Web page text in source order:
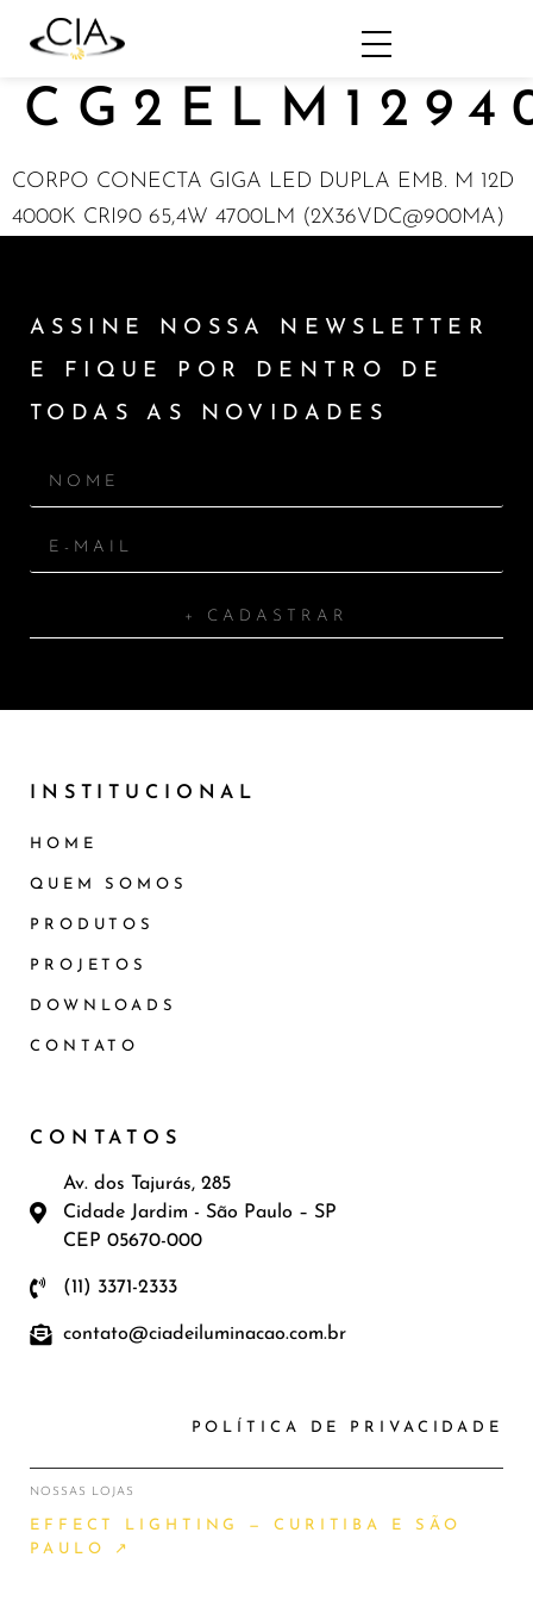
CORPO CONECTA GIGA LED DUPLA EMB. M 12D
4000K CRI90 65,4W 4700LM (2X36VDC@900MA)
ASSINE NOSSA NEWSLETTER
E FIQUE POR DENTRO DE
TODAS AS NOVIDADES
+ CADASTRAR
INSTITUCIONAL
HOME
QUEM SOMOS
PRODUTOS
PROJETOS
DOWNLOADS
CONTATO
CONTATOS
Av. dos Tajurás, 285
Cidade Jardim - São Paulo – SP
CEP 05670-000
(11) 3371-2333
contato@ciadeiluminacao.com.br
POLÍTICA DE PRIVACIDADE
NOSSAS LOJAS
EFFECT LIGHTING — CURITIBA E SÃO
PAULO ↗